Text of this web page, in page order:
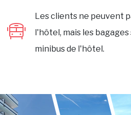
Les clients ne peuvent
l'hôtel, mais les
minibus de l'hôtel.